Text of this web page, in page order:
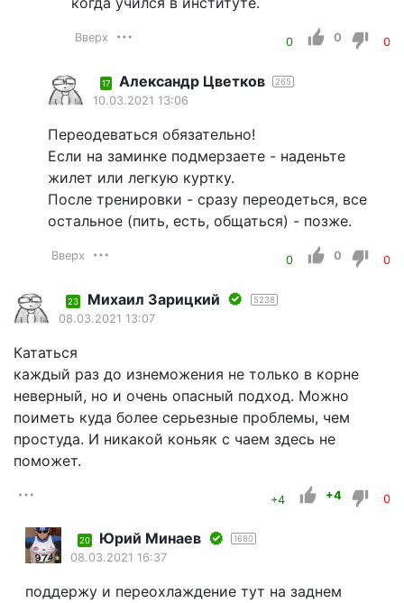
Вверх 0 0 0
17 Александр Цветков 265
10.03.2021 13:06
Переодеваться обязательно!
Если на заминке подмерзаете - наденьте
жилет или легкую куртку.
После тренировки - сразу переодеться, все
остальное (пить, есть, общаться) - позже.
Вверх 0 0 0
23 Михаил Зарицкий 5238
08.03.2021 13:07
Кататься
каждый раз до изнеможения не только в корне
неверный, но и очень опасный подход. Можно
поиметь куда более серьезные проблемы, чем
простуда. И никакой коньяк с чаем здесь не
поможет.
+4 +4 0
20 Юрий Минаев 1680
08.03.2021 16:37
поддержу и переохлаждение тут на заднем